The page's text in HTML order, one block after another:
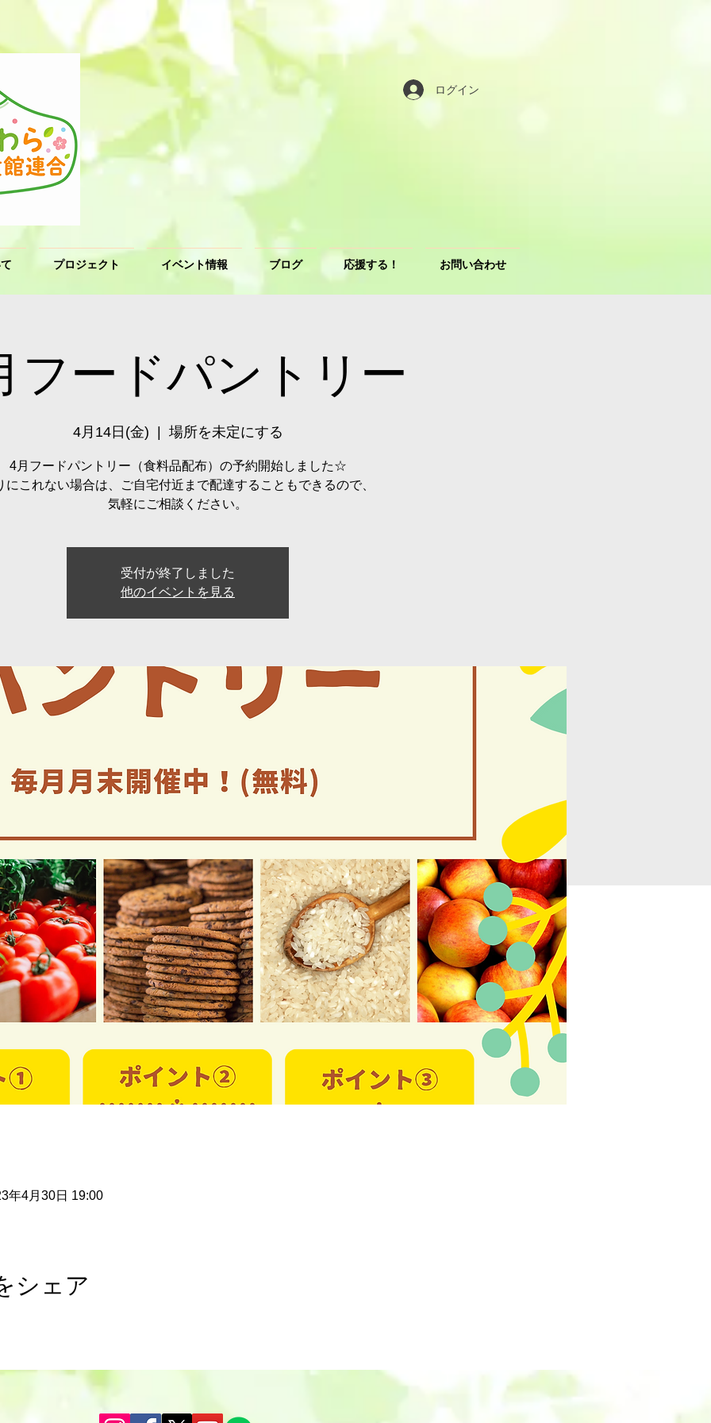
ログイン
プロジェクト イベント情報 ブログ 応援する！ お問い合わせ
フードパントリー
4月14日(金) 場所を未定にする
4月フードパントリー（食料品配布）の予約開始しました☆
にこれない場合は、ご自宅付近まで配達することもできるので、
気軽にご相談ください。
受付が終了しました
他のイベントを見る
年4月30日 19:00
シェア